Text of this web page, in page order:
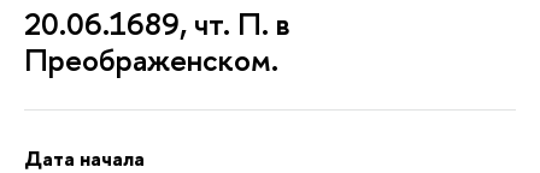
20.06.1689, чт. П. в
Преображенском.
Дата начала